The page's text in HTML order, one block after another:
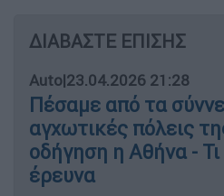
ΔΙΑΒΑΣΤΕ ΕΠΙΣΗΣ
Auto|23.04.2026 21:28
Πέσαμε από τα
αγχωτικές πόλεις
οδήγηση η Αθήνα - Τι
έρευνα